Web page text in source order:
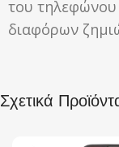
του τηλεφώνου
διαφόρων
Σχετικά